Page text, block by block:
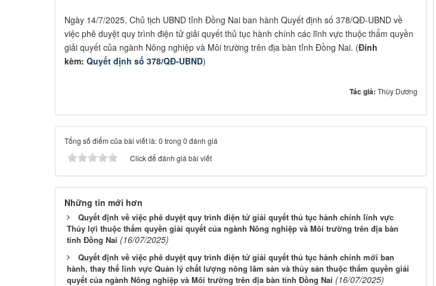
​Ngày 14/7/2025, Chủ tịch UBND tỉnh Đồng Nai ban hành Quyết định số 378/QĐ-UBND về
việc phê duyệt quy trình điện tử giải quyết thủ tục hành chính các lĩnh vực thuộc thẩm quyền
giải quyết của ngành Nông nghiệp và Môi trường trên địa bàn tỉnh Đồng Nai. (Đính
kèm: Quyết định số 378/QĐ-UBND)
Tác giả: Thùy Dương
Tổng số điểm của bài viết là: 0 trong 0 đánh giá
Click để đánh giá bài viết
Những tin mới hơn
Quyết định về việc phê duyệt quy trình điện tử giải quyết thủ tục hành chính lĩnh vực
Thủy lợi thuộc thẩm quyền giải quyết của ngành Nông nghiệp và Môi trường trên địa bàn
tỉnh Đồng Nai (16/07/2025)
Quyết định về việc phê duyệt quy trình điện tử giải quyết thủ tục hành chính mới ban
hành, thay thế lĩnh vực Quản lý chất lượng nông lâm sản và thủy sản thuộc thẩm quyền giải
quyết của ngành Nông nghiệp và Môi trường trên địa bàn tỉnh Đồng Nai (16/07/2025)